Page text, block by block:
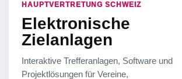
HAUPTVERTRETUNG SCHWEIZ
Elektronische
Zielanlagen
Interaktive Trefferanlagen, Software und
Projektlösungen für Vereine,